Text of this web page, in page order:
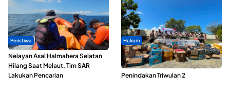
Peristiwa
Nelayan Asal Halmahera Selatan
Hilang Saat Melaut, Tim SAR
Lakukan Pencarian
Hukum
Polda Maluku Utara Musnahkan
Ribuan Liter Miras Hasil Operasi
Penindakan Triwulan 2